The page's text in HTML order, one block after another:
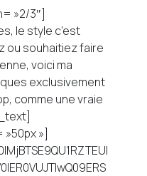
»2/3″]
le style c’est
ou souhaitiez faire
voici ma
exclusivement
comme une vraie
»]